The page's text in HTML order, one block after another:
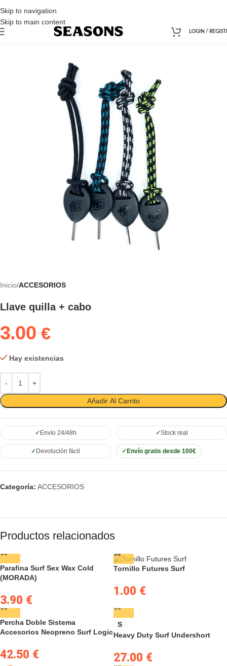
Skip to navigation
Skip to main content
LOGIN /
Inicio ACCESORIOS
Llave quilla + cabo
3.00 €
Hay existencias
Añadir Al Carrito
Envío 24/48h Stock real
Devolución fácil Envío gratis desde 100€
Categoría: ACCESORIOS
Productos relacionados
Parafina Surf Sex Wax Cold
(MORADA)
3.90 €
Tornillo Futures Surf
1.00 €
Percha Doble Sistema
Accesorios Neopreno Surf Logic
42.50 €
S
Heavy Duty Surf Undershort
27.00 €